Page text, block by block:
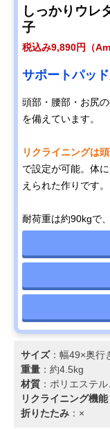
しっかりウレ
子
税込み9,890円（
サポートパッ
頭部・腰部・お尻
を備えています。
リクライニングは
で設定が可能。体
えられた作りです。
耐荷重は約90kgで
サイズ：幅49×奥行
重量 ：約4.5kg
材質 ：ポリエステ
リクライニング機能
折りたたみ ：×